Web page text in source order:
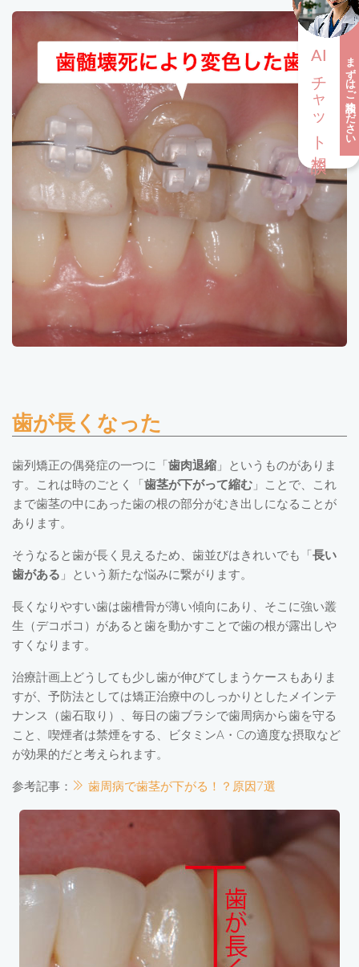
歯が長くなった
歯列矯正の偶発症の一つに「 歯肉退縮 」というものがありま
す。これは時のごとく「 歯茎が下がって縮む 」ことで、これ
まで歯茎の中にあった歯の根の部分がむき出しになることが
あります。
そうなると歯が長く見えるため、歯並びはきれいでも「 長い
歯がある 」という新たな悩みに繋がります。
長くなりやすい歯は歯槽骨が薄い傾向にあり、そこに強い叢
生（デコボコ）があると歯を動かすことで歯の根が露出しや
すくなります。
治療計画上どうしても少し歯が伸びてしまうケースもありま
すが、予防法としては矯正治療中のしっかりとしたメインテ
ナンス（歯石取り）、毎日の歯ブラシで歯周病から歯を守る
こと、喫煙者は禁煙をする、ビタミンA・Cの適度な摂取など
が効果的だと考えられます。
参考記事： 歯周病で歯茎が下がる！？原因7選
AI
チャット相談 まずはご相談ください